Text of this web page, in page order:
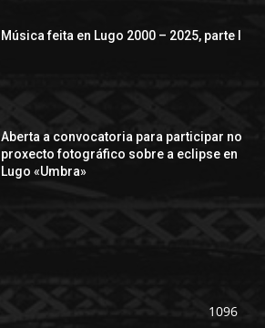
Música feita en Lugo 2000 – 2025, parte I
Aberta a convocatoria para participar no
proxecto fotográfico sobre a eclipse en
Lugo «Umbra»
1096